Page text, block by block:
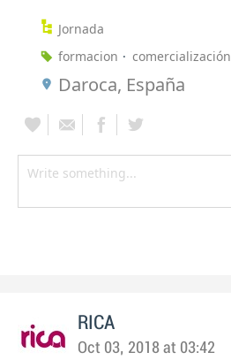
Jornada
formacion
comercialización
Daroca, España
RICA
Oct 03, 2018 at 03:42